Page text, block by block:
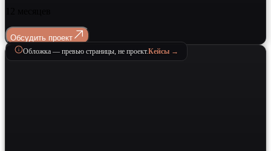
Обсудить проект
Обложка — превью страницы, не проект.Кейсы →